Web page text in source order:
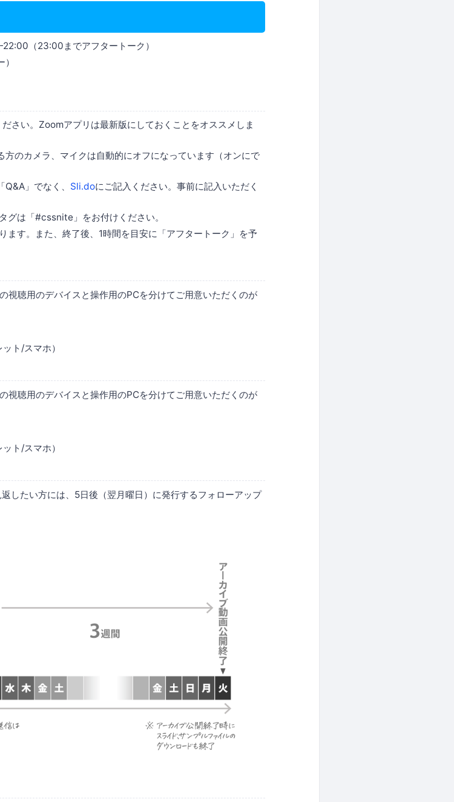
（23:00までアフタートーク）
さい。Zoomアプリは最新版にしておくことをオススメしま
のカメラ、マイクは自動的にオフになっています（オンにで
」でなく、 Sli.doにご記入ください。事前に記入いただく
グは「#cssnite」をお付けください。
ます。また、終了後、1時間を目安に「アフタートーク」を予
視聴用のデバイスと操作用のPCを分けてご用意いただくのが
ト/スマホ）
視聴用のデバイスと操作用のPCを分けてご用意いただくのが
ト/スマホ）
したい方には、5日後（翌月曜日）に発行するフォローアップ